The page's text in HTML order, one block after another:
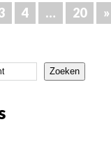
4 … 20 »
Zoeken